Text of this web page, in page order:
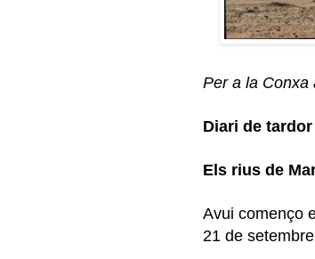
Per a la Conxa
Diari de tardor
Els rius de
Avui començo
21 de